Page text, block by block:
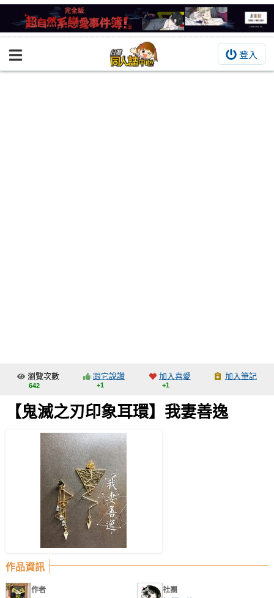
登入
BOOKY書集倉庫
交流中心
攤位轉讓區
會員中心
註冊會員
登入
瀏覽次數
642
跟它說讚
+1
加入喜愛
+1
加入筆記
【鬼滅之刃印象耳環】我妻善逸
作品資訊
作者 社團